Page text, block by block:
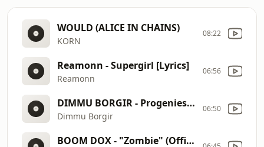
WOULD (ALICE IN CHAINS)
KORN
08:22
Reamonn - Supergirl [Lyrics]
Reamonn
06:56
DIMMU BORGIR - Progenies Of The Great Apocalypse Live At Wacken (OFFICIAL LIVE VIDEO)
Dimmu Borgir
06:50
BOOM DOX - "Zombie" (Official Animated Video)